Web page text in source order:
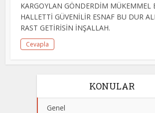
KARGOYLAN GÖNDERDİM MÜKEMMEL
HALLETTİ GÜVENİLİR ESNAF BU DUR
RAST GETİRİSİN İNŞALLAH.
Cevapla
KONULAR
Genel